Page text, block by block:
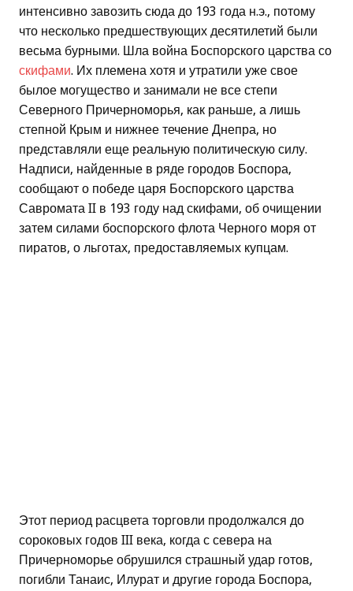
интенсивно завозить сюда до 193 года н.э., потому
что несколько предшествующих десятилетий были
весьма бурными. Шла война Боспорского царства со
скифами. Их племена хотя и утратили уже свое
былое могущество и занимали не все степи
Северного Причерноморья, как раньше, а лишь
степной Крым и нижнее течение Днепра, но
представляли еще реальную политическую силу.
Надписи, найденные в ряде городов Боспора,
сообщают о победе царя Боспорского царства
Савромата II в 193 году над скифами, об очищении
затем силами боспорского флота Черного моря от
пиратов, о льготах, предоставляемых купцам.
Этот период расцвета торговли продолжался до
сороковых годов III века, когда с севера на
Причерноморье обрушился страшный удар готов,
погибли Танаис, Илурат и другие города Боспора,